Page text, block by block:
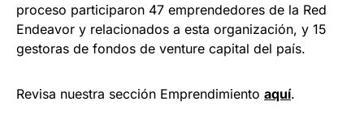
proceso participaron 47 emprendedores de la Red
Endeavor y relacionados a esta organización, y 15
gestoras de fondos de venture capital del país.
Revisa nuestra sección Emprendimiento aquí.